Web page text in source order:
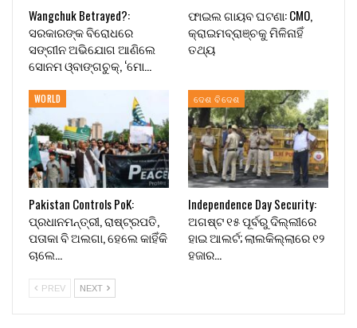
Wangchuk Betrayed?:
ସରକାରଙ୍କ ବିରୋଧରେ
ସଙ୍ଗୀନ ଅଭିଯୋଗ ଆଣିଲେ
ସୋନମ ଓ୍ବାଙ୍ଗଚୁକ୍, ‘ମୋ…
ଫାଇଲ ଗାୟବ ଘଟଣା: CMO,
କ୍ରାଇମବ୍ରାଞ୍ଚକୁ ମିଳିନାହିଁ
ତଥ୍ୟ
WORLD
Pakistan Controls PoK:
ପ୍ରଧାନମନ୍ତ୍ରୀ, ରାଷ୍ଟ୍ରପତି,
ପତାକା ବି ଅଲଗା, ହେଲେ କାହିଁକି
ଚାଲେ…
ଦେଶ ବିଦେଶ
Independence Day Security:
ଅଗଷ୍ଟ ୧୫ ପୂର୍ବରୁ ଦିଲ୍ଲୀରେ
ହାଇ ଆଲର୍ଟ; ଲାଲକିଲ୍ଲାରେ ୧୨
ହଜାର…
PREV NEXT